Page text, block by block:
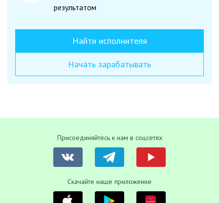
результатом
Найти исполнителя
Начать зарабатывать
Присоединяйтесь к нам в соцсетях
Скачайте наше приложение